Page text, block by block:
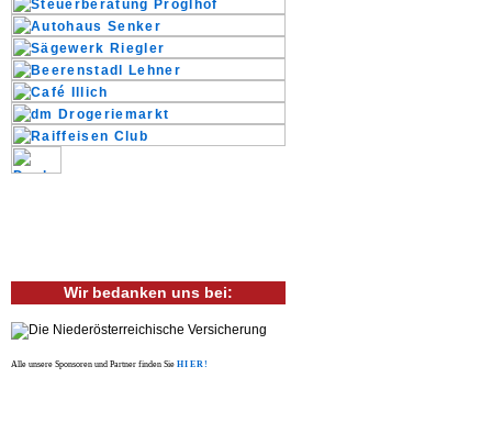
Wir bedanken uns bei:
Alle unsere Sponsoren und Partner finden Sie HIER!